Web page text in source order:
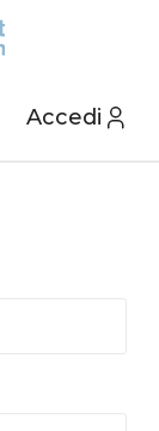
Accedi